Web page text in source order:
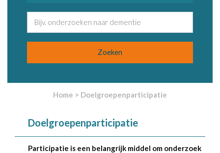
Home > Doelgroepenparticipatie
Doelgroepenparticipatie
Participatie is een belangrijk middel om onderzoek